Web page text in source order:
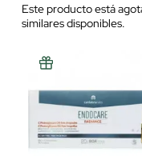
Este producto está
similares disponibles.